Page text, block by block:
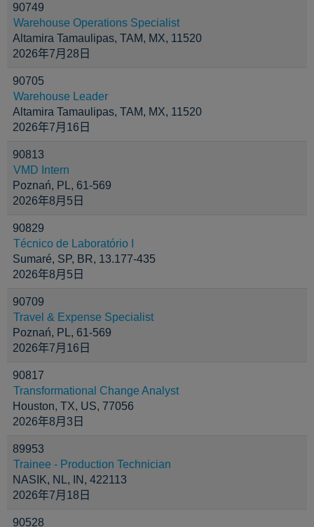
90749
Warehouse Operations Specialist
Altamira Tamaulipas, TAM, MX, 11520
2026年7月28日
90705
Warehouse Leader
Altamira Tamaulipas, TAM, MX, 11520
2026年7月16日
90813
VMD Intern
Poznań, PL, 61-569
2026年8月5日
90829
Técnico de Laboratório I
Sumaré, SP, BR, 13.177-435
2026年8月5日
90709
Travel & Expense Specialist
Poznań, PL, 61-569
2026年7月16日
90817
Transformational Change Analyst
Houston, TX, US, 77056
2026年8月3日
89953
Trainee - Production Technician
NASIK, NL, IN, 422113
2026年7月18日
90528